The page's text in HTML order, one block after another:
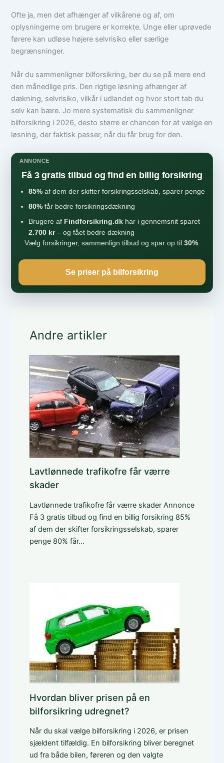
Ofte ja, men det afhænger af vilkårene og af, om
oplysningerne om brugere er korrekte. Unge eller uprøvede
førere kan udløse højere selvrisiko eller særlige
begrænsninger.
Når du sammenligner bilforsikring, bør du se på mere end
den månedlige pris. Den rigtige løsning afhænger af
dækning, selvrisiko, vilkår i udlandet og hvor stort tab du
selv kan bære. Jo mere systematisk du sammenligner
bilforsikring i 2026, desto større er chancen for at vælge en
løsning, der faktisk passer, når du får brug for den.
ANNONCE
Få 3 gratis tilbud og find en billig forsikring
85% af dem der skifter forsikringsselskab, sparer penge
80% får bedre forsikringsdækning
Brugere af Findforsikring.dk har i gennemsnit sparet
2.700 kr– og fået bedre dækning
Vælg forsikringer, sammenlign tilbud og spar op til 30%.
Se priser på bilforsikring
Andre artikler
Lavtlønnede trafikofre får værre
skader
Lavtlønnede trafikofre får værre skader Annonce
Få 3 gratis tilbud og find en billig forsikring 85%
af dem der skifter forsikringsselskab, sparer
penge 80% får…
Hvordan bliver prisen på en
bilforsikring udregnet?
Når du skal vælge bilforsikring i 2026, er prisen
sjældent tilfældig. En bilforsikring bliver beregnet
ud fra både bilen, føreren og den valgte